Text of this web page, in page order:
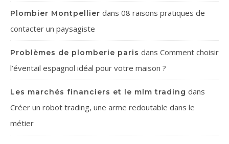
Plombier Montpellier dans 08 raisons pratiques de
contacter un paysagiste
Problèmes de plomberie paris dans Comment choisir
l’éventail espagnol idéal pour votre maison ?
Les marchés financiers et le mlm trading dans
Créer un robot trading, une arme redoutable dans le
métier